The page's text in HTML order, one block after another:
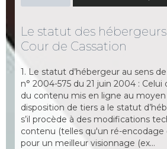
Le statut des
Cour de Cassation
1. Le statut d’hébergeur au sens
n° 2004-575 du 21 juin 2004 :
du contenu mis en ligne au moyen
disposition de tiers a le statut
s’il procède à des modifications
contenu (telles qu'un ré-
pour un meilleur visionnage (ex…